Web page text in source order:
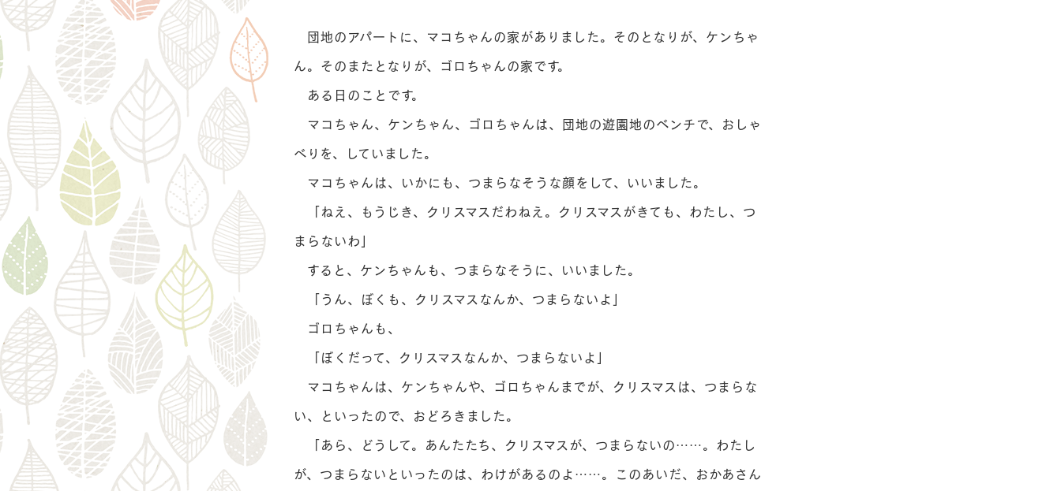
団地のアパートに、マコちゃんの家がありました。そのとなりが、ケンちゃ
ん。そのまたとなりが、ゴロちゃんの家です。
ある日のことです。
マコちゃん、ケンちゃん、ゴロちゃんは、団地の遊園地のベンチで、おしゃ
べりを、していました。
マコちゃんは、いかにも、つまらなそうな顔をして、いいました。
「ねえ、もうじき、クリスマスだわねえ。クリスマスがきても、わたし、つ
まらないわ」
すると、ケンちゃんも、つまらなそうに、いいました。
「うん、ぼくも、クリスマスなんか、つまらないよ」
ゴロちゃんも、
「ぼくだって、クリスマスなんか、つまらないよ」
マコちゃんは、ケンちゃんや、ゴロちゃんまでが、クリスマスは、つまらな
い、といったので、おどろきました。
「あら、どうして。あんたたち、クリスマスが、つまらないの……。わたし
が、つまらないといったのは、わけがあるのよ……。このあいだ、おかあさん